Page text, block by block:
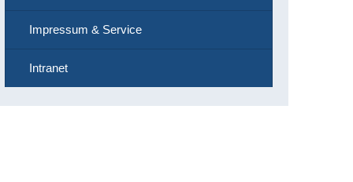
Impressum & Service
Intranet